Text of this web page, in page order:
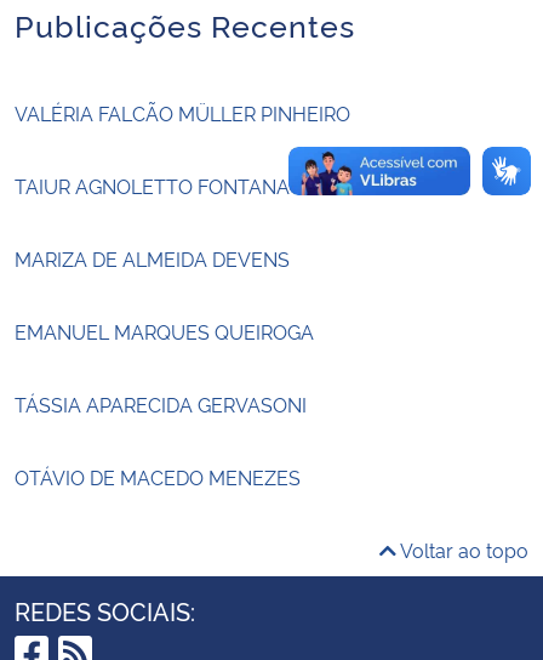
Advocacia-Geral da União
Banco Central do Brasil
Publicações Recentes
VALÉRIA FALCÃO MÜLLER PINHEIRO
TAIUR AGNOLETTO FONTANA
MARIZA DE ALMEIDA DEVENS
EMANUEL MARQUES QUEIROGA
TÁSSIA APARECIDA GERVASONI
OTÁVIO DE MACEDO MENEZES
Voltar ao topo
REDES SOCIAIS: